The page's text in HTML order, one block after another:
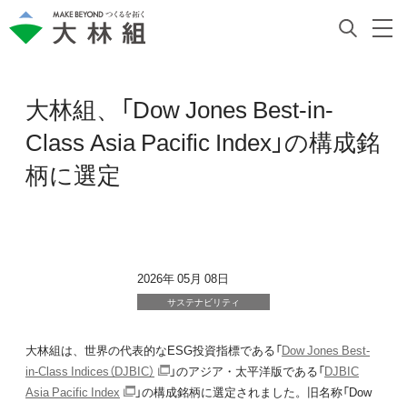
大林組、「Dow Jones Best-in-
Class Asia Pacific Index」の構成銘
柄に選定
2026年 05月 08日
サステナビリティ
大林組は、世界の代表的なESG投資指標である「Dow Jones Best-
in-Class Indices（DJBIC）
」のアジア・太平洋版である「DJBIC
Asia Pacific Index
」の構成銘柄に選定されました。旧名称「Dow